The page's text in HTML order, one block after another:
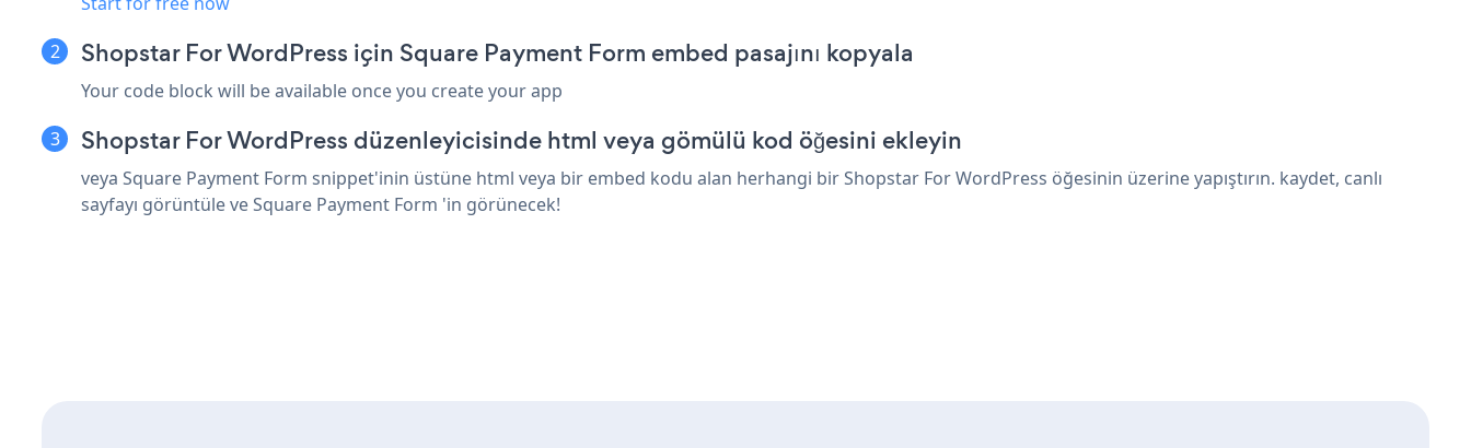
Shopstar For WordPress için Square Payment Form embed pasajını kopyala
Your code block will be available once you create your app
Shopstar For WordPress düzenleyicisinde html veya gömülü kod öğesini ekleyin
veya Square Payment Form snippet'inin üstüne html veya bir embed kodu alan herhangi bir Shopstar For WordPress öğesinin üzerine yapıştırın. kaydet, canlı
sayfayı görüntüle ve Square Payment Form 'in görünecek!